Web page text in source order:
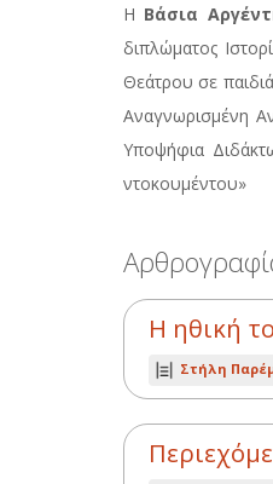
Η Βάσια
διπλώματος
Θεάτρου σε
Αναγνωρισμένη
Υποψήφια
ντοκουμέντου»
Η ηθική
Στήλη